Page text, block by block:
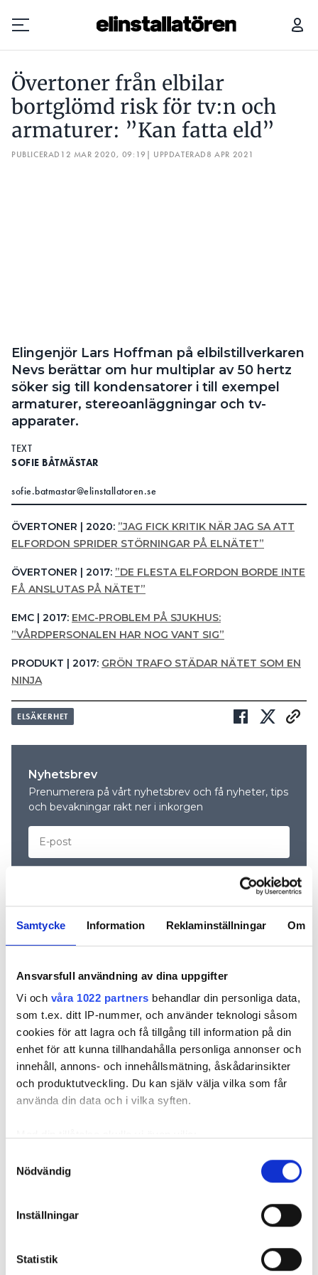
Samtycke Information Reklaminställningar Om
Ansvarsfull användning av dina uppgifter
Vi och våra 1022 partners behandlar din personliga data,
som t.ex. ditt IP-nummer, och använder teknologi såsom
cookies för att lagra och få tillgång till information på din
enhet för att kunna tillhandahålla personliga annonser och
innehåll, annons- och innehållsmätning, åskådarinsikter
och produktutveckling. Du kan själv välja vilka som får
använda din data och i vilka syften.
som kan ha en noggrannhet på upp till flera meter
Ta reda på mer om hur dina personliga uppgifter
Du kan ändra eller dra tillbaka ditt samtycke när som
Nödvändig
Inställningar
Statistik
Prenumerera
Hantera prenumeration
SEARCH
Övertoner från elbilar
bortglömd risk för tv:n och
armaturer: ”Kan fatta eld”
PUBLICERAD 12 MAR 2020, 09:19 | UPPDATERAD8 APR 2021
Elingenjör Lars Hoffman på elbilstillverkaren
Nevs berättar om hur multiplar av 50 hertz
söker sig till kondensatorer i till exempel
armaturer, stereoanläggningar och tv-
apparater.
TEXT
SOFIE BÅTMÄSTAR
sofie.batmastar@elinstallatoren.se
ÖVERTONER | 2020: ”JAG FICK KRITIK NÄR JAG SA ATT
ELFORDON SPRIDER STÖRNINGAR PÅ ELNÄTET”
ÖVERTONER | 2017: ”DE FLESTA ELFORDON BORDE INTE
FÅ ANSLUTAS PÅ NÄTET”
EMC | 2017: EMC-PROBLEM PÅ SJUKHUS:
”VÅRDPERSONALEN HAR NOG VANT SIG”
PRODUKT | 2017: GRÖN TRAFO STÄDAR NÄTET SOM EN
NINJA
ELSÄKERHET
Nyhetsbrev
Prenumerera på vårt nyhetsbrev och få nyheter, tips
och bevakningar rakt ner i inkorgen
REKOMMENDERADE ARTIKLAR
Har grannens
Quiz: Vad kan du
blinka?